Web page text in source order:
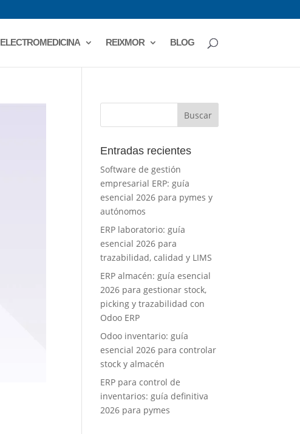
ELECTROMEDICINA REIXMOR BLOG
Entradas recientes
Software de gestión
empresarial ERP: guía
esencial 2026 para pymes y
autónomos
ERP laboratorio: guía
esencial 2026 para
trazabilidad, calidad y LIMS
ERP almacén: guía esencial
2026 para gestionar stock,
picking y trazabilidad con
Odoo ERP
Odoo inventario: guía
esencial 2026 para controlar
stock y almacén
ERP para control de
inventarios: guía definitiva
2026 para pymes